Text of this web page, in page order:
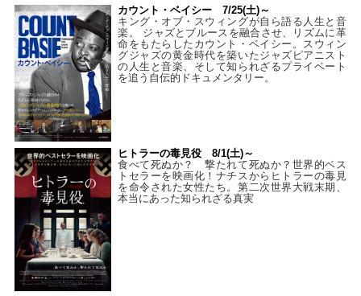
カウント・ベイシー 7/25(土)～
キング・オブ・スウィングが自ら語る人生と音
楽。 ジャズとブルースを融合させ、リズムに革
命をもたらしたカウント・ベイシー。スウィン
グジャズの黄金時代を築いたジャズピアニスト
の人生と音楽、そして知られざるプライベート
を追う自伝的ドキュメンタリー。
ヒトラーの毒見役 8/1(土)～
食べて死ぬか？ 撃たれて死ぬか？世界的ベス
トセラーを映画化！ナチスからヒトラーの毒見
を命令された女性たち。第二次世界大戦末期、
本当にあった知られざる真実